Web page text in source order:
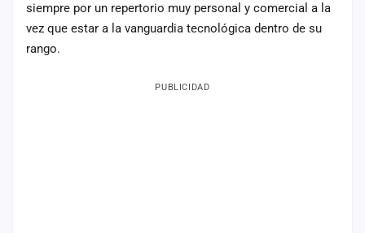
siempre por un repertorio muy personal y comercial a la
vez que estar a la vanguardia tecnológica dentro de su
rango.
PUBLICIDAD